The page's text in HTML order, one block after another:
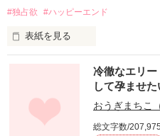
#独占欲
#ハッピーエンド
表紙を見る
幼なじみの哲平に淡い恋心を
しかし、ある出来事をきっか
関係修復もできないまま、美
冷徹なエリ
して孕ませた
おうぎまちこ
総文字数/207,975